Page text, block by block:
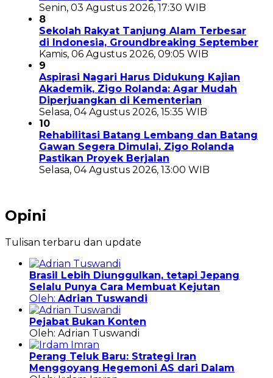
Senin, 03 Agustus 2026, 17:30 WIB
8
Sekolah Rakyat Tanjung Alam Terbesar
di Indonesia, Groundbreaking September
Kamis, 06 Agustus 2026, 09:05 WIB
9
Aspirasi Nagari Harus Didukung Kajian
Akademik, Zigo Rolanda: Agar Mudah
Diperjuangkan di Kementerian
Selasa, 04 Agustus 2026, 15:35 WIB
10
Rehabilitasi Batang Lembang dan Batang
Gawan Segera Dimulai, Zigo Rolanda
Pastikan Proyek Berjalan
Selasa, 04 Agustus 2026, 13:00 WIB
Opini
Tulisan terbaru dan update
Brasil Lebih Diunggulkan, tetapi Jepang
Selalu Punya Cara Membuat Kejutan
Oleh: Adrian Tuswandi
Pejabat Bukan Konten
Oleh: Adrian Tuswandi
Perang Teluk Baru: Strategi Iran
Menggoyang Hegemoni AS dari Dalam